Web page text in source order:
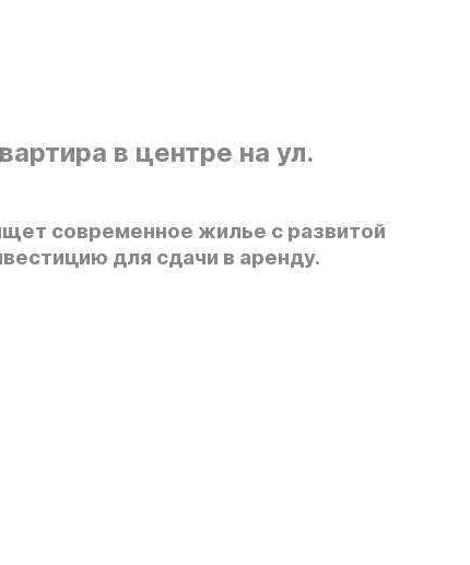
в центре на ул.
современное жилье с развитой
для сдачи в аренду.